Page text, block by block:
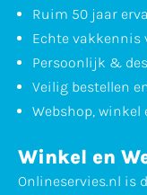
Ruim 50 jaar
Echte vakkennis
Persoonlijk &
Veilig bestellen
Webshop, winkel
Winkel en
Onlineservies.nl is